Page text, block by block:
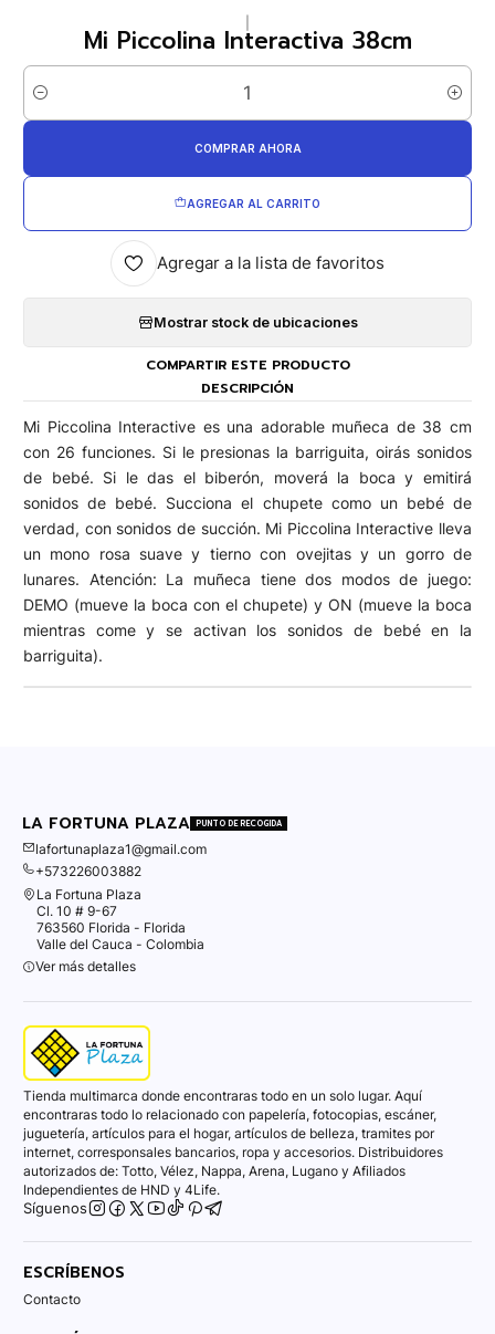
Mi Piccolina Interactiva 38cm
Cantidad
AGREGAR AL CARRITO
COMPRAR AHORA
Agregar a la lista de favoritos
Mostrar stock de ubicaciones
COMPARTIR ESTE PRODUCTO
DESCRIPCIÓN
Mi Piccolina Interactive es una adorable muñeca de 38 cm
con 26 funciones. Si le presionas la barriguita, oirás sonidos
de bebé. Si le das el biberón, moverá la boca y emitirá
sonidos de bebé. Succiona el chupete como un bebé de
verdad, con sonidos de succión. Mi Piccolina Interactive lleva
un mono rosa suave y tierno con ovejitas y un gorro de
lunares. Atención: La muñeca tiene dos modos de juego:
DEMO (mueve la boca con el chupete) y ON (mueve la boca
mientras come y se activan los sonidos de bebé en la
barriguita).
LA FORTUNA PLAZA PUNTO DE RECOGIDA
lafortunaplaza1@gmail.com
+573226003882
La Fortuna Plaza
Cl. 10 # 9-67
763560 Florida - Florida
Valle del Cauca - Colombia
Ver más detalles
Tienda multimarca donde encontraras todo en un solo lugar. Aquí
encontraras todo lo relacionado con papelería, fotocopias, escáner,
juguetería, artículos para el hogar, artículos de belleza, tramites por
internet, corresponsales bancarios, ropa y accesorios. Distribuidores
autorizados de: Totto, Vélez, Nappa, Arena, Lugano y Afiliados
Independientes de HND y 4Life.
Síguenos
ESCRÍBENOS
Contacto